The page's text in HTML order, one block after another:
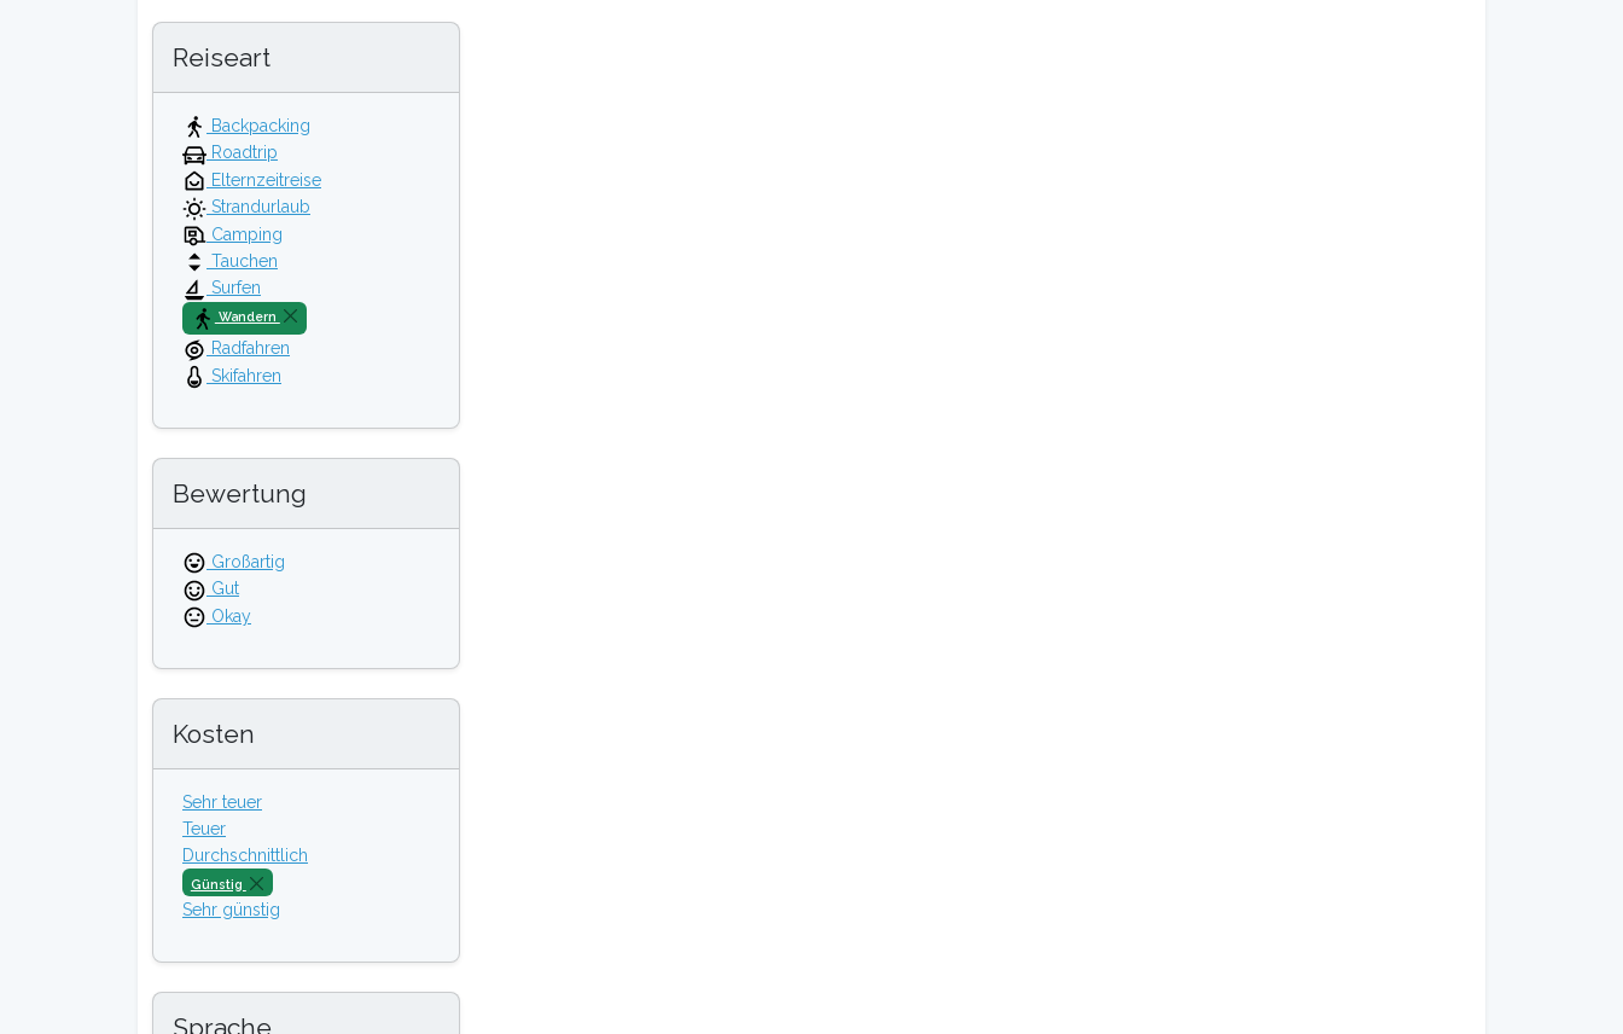
Reiseart
Backpacking
Roadtrip
Elternzeitreise
Strandurlaub
Camping
Tauchen
Surfen
Wandern
Radfahren
Skifahren
Bewertung
Großartig
Gut
Okay
Kosten
Sehr teuer
Teuer
Durchschnittlich
Günstig
Sehr günstig
Sprache